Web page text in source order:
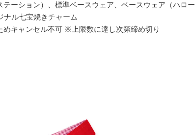
ーション）、標準ベースウェア、ベースウェア（ハロー
ナル七宝焼きチャーム
キャンセル不可 ※上限数に達し次第締め切り